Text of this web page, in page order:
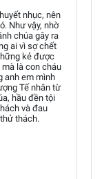
nhục, nên
Như vậy, nhờ
chúa gây ra
ai vì sợ chết
kẻ được
là con cháu
anh em mình
Tế nhân từ
hầu đền tội
và đau
thách.